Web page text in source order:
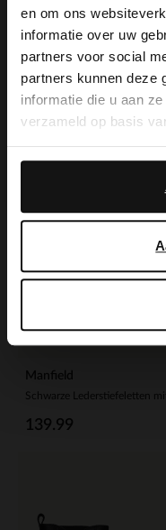
en om ons
informatie over uw
partners voor social
partners kunnen deze
informatie die u aan
verzameld op basis
Schwarze Lederstiefeletten
129.99
Manfield
139.99
View this
It looks like your
you like to switch
English